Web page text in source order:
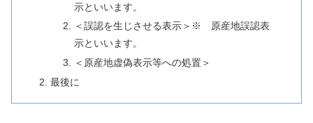
示といいます。
＜誤認を生じさせる表示＞※ 原産地誤認表
示といいます。
＜原産地虚偽表示等への処置＞
最後に